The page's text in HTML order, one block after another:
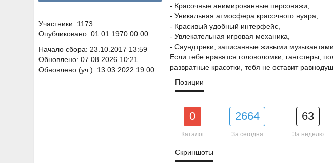
Участники: 1173
Опубликовано: 01.01.1970 00:00
Начало сбора: 23.10.2017 13:59
Обновлено: 07.08.2026 10:21
Обновлено (уч.): 13.03.2022 19:00
- Красочные анимированные персонажи,
- Уникальная атмосфера красочного нуара,
- Красивый удобный интерфейс,
- Увлекательная игровая механика,
- Саундтреки, записанные живыми
Если тебе нравятся головоломки, гангстеры,
развратные красотки, тебя не оставит
Позиции
0
Каталог
2664
За сегодня
63
За неделю
Скриншоты